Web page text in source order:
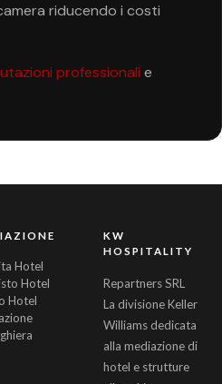
riducendo i costi
professionali e
Hotel
Hotel
Hotel
KW
HOSPITALITY
Repartners SRL
La divisione Keller
Williams dedicata
alla mediazione di
hotel e strutture